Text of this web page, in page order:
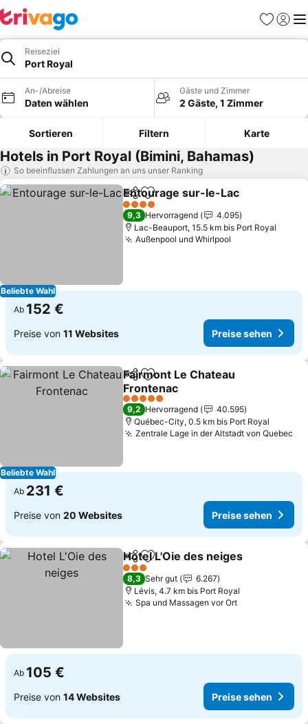
Favoriten
Reiseziel
Port Royal
An-/Abreise
Daten wählen
Gäste und Zimmer
2 Gäste, 1 Zimmer
Sortieren Filtern Karte
Hotels in Port Royal (Bimini, Bahamas)
So beeinflussen Zahlungen an uns unser Ranking
Beliebte Wahl
TeilenZu Favoriten hinzufügen
Entourage sur-le-Lac
4 Sterne
9,3 Hervorragend
4.095
Lac-Beauport, 15.5 km bis Port Royal
Außenpool und Whirlpool
Ab 152 €
Preise von 11 Websites Preise sehen
Beliebte Wahl
TeilenZu Favoriten hinzufügen
Fairmont Le Chateau
Frontenac
Preise sehen
5 Sterne
9,2 Hervorragend
40.595
Québec-City, 0.5 km bis Port Royal
Zentrale Lage in der Altstadt von Quebec
Ab 231 €
Preise von 20 Websites Preise sehen
TeilenZu Favoriten hinzufügen
Hotel L'Oie des neiges
3 Sterne
8,3 Sehr gut
6.267
Lévis, 4.7 km bis Port Royal
Spa und Massagen vor OrtPreise sehen
Ab 105 €
Preise von 14 Websites Preise sehen